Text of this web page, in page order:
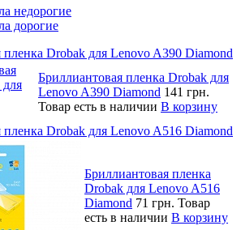
недорогие
дорогие
пленка Drobak для Lenovo A390 Diamond
Бриллиантовая пленка Drobak для
Lenovo A390 Diamond 141 грн.
Товар есть в наличии В корзину
пленка Drobak для Lenovo A516 Diamond
Бриллиантовая пленка
Drobak для Lenovo A516
Diamond 71 грн. Товар
есть в наличии В корзину